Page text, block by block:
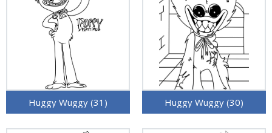
Huggy Wuggy (31) Huggy Wuggy (30)